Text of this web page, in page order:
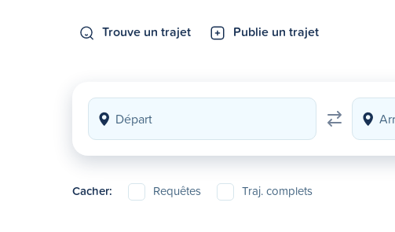
Trouve un trajet Publie un trajet
Cacher: Requêtes Traj. complets